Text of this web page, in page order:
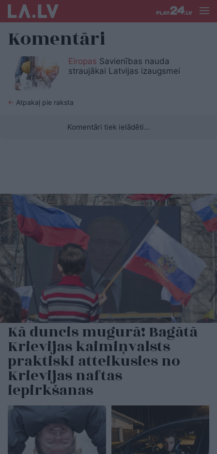
Komentāri
Eiropas Savienības nauda
straujākai Latvijas izaugsmei
← Atpakaļ pie raksta
Komentāri tiek ielādēti...
Kā duncis mugurā! Bagātā
Krievijas kaimiņvalsts
praktiski atteikusies no
Krievijas naftas
iepirkšanas